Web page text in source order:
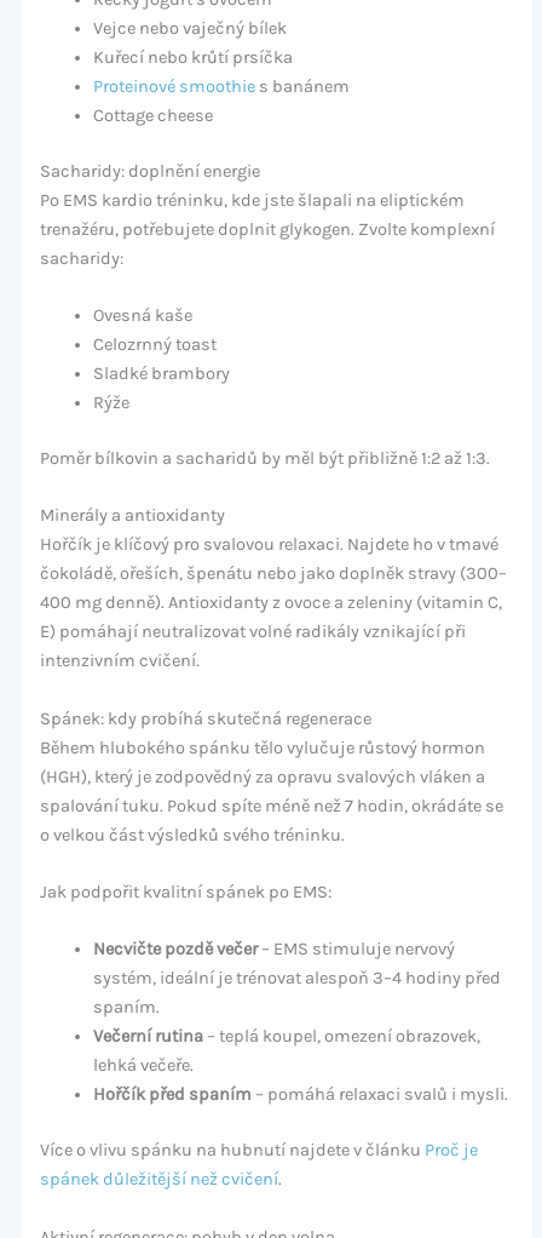
Vejce nebo vaječný bílek
Kuřecí nebo krůtí prsíčka
Proteinové smoothies banánem
Cottage cheese
Sacharidy: doplnění energie
Po EMS kardio tréninku, kde jste šlapali na eliptickém
trenažéru, potřebujete doplnit glykogen. Zvolte komplexní
sacharidy:
Ovesná kaše
Celozrnný toast
Sladké brambory
Rýže
Poměr bílkovin a sacharidů by měl být přibližně 1:2 až 1:3.
Minerály a antioxidanty
Hořčík je klíčový pro svalovou relaxaci. Najdete ho v tmavé
čokoládě, ořeších, špenátu nebo jako doplněk stravy (300–
400 mg denně). Antioxidanty z ovoce a zeleniny (vitamin C,
E) pomáhají neutralizovat volné radikály vznikající při
intenzivním cvičení.
Spánek: kdy probíhá skutečná regenerace
Během hlubokého spánku tělo vylučuje růstový hormon
(HGH), který je zodpovědný za opravu svalových vláken a
spalování tuku. Pokud spíte méně než 7 hodin, okrádáte se
o velkou část výsledků svého tréninku.
Jak podpořit kvalitní spánek po EMS:
Necvičte pozdě večer– EMS stimuluje nervový
systém, ideální je trénovat alespoň 3–4 hodiny před
spaním.
Večerní rutina– teplá koupel, omezení obrazovek,
lehká večeře.
Hořčík před spaním – pomáhá relaxaci svalů i mysli.
Více o vlivu spánku na hubnutí najdete v článku Proč je
spánek důležitější než cvičení.